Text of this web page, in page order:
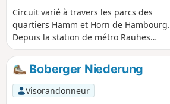
Circuit varié à travers les parcs des
quartiers Hamm et Horn de Hambourg.
Depuis la station de métro Rauhes
Haus, on longe d'abord la voie ferrée
sur une bande verte jusqu'au Thörls
Park, puis on continue vers le joli
Hammer Park et enfin vers le Horner
Park en passant par le Blohms Park.
Boberger Niederung
Visorandonneur